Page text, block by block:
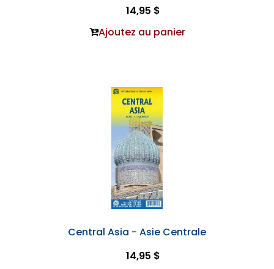
14,95 $
Ajoutez au panier
Central Asia - Asie Centrale
14,95 $